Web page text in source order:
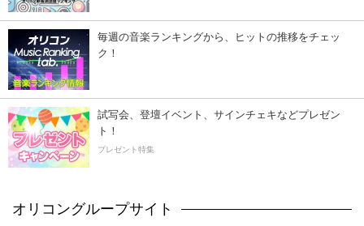
毎週の音楽ランキングから、ヒットの推移をチェッ
ク！
試写会、登壇イベント、サインチェキなどプレゼン
ト！
プレゼント特集
オリコングループサイト